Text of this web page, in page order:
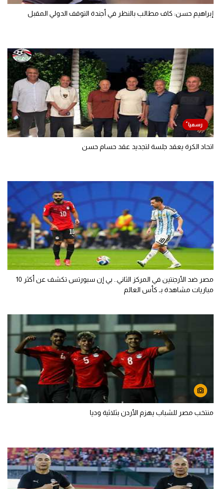
إبراهيم حسن: كاف مطالب بالنظر في أجندة التوقف الدولي المقبل
اتحاد الكرة يعقد جلسة لتجديد عقد حسام حسن
مصر ضد الأرجنتين في المركز الثاني.. بي إن سبورتس تكشف عن أكثر 10
مباريات مشاهدة بـ كأس العالم
منتخب مصر للشباب يهزم الأردن بثلاثية وديا